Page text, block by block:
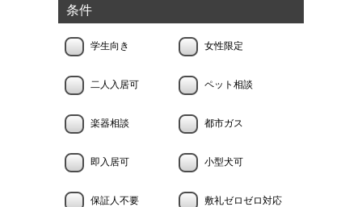
条件
学生向き 女性限定
二人入居可 ペット相談
楽器相談 都市ガス
即入居可 小型犬可
保証人不要 敷礼ゼロゼロ対応